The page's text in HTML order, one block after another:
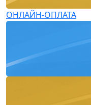
ОНЛАЙН-ОПЛАТА